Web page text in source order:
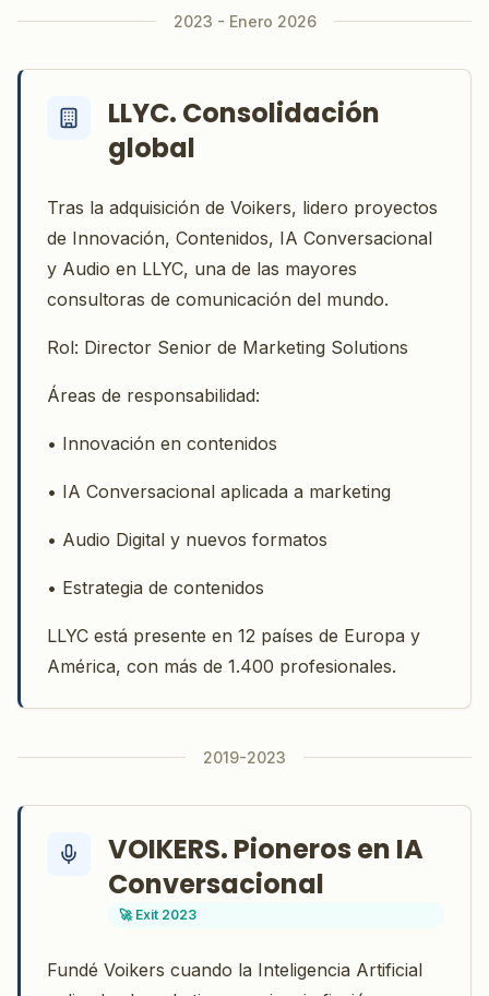
2023 - Enero 2026
LLYC. Consolidación
global
Tras la adquisición de Voikers, lidero proyectos
de Innovación, Contenidos, IA Conversacional
y Audio en LLYC, una de las mayores
consultoras de comunicación del mundo.
Rol: Director Senior de Marketing Solutions
Áreas de responsabilidad:
• Innovación en contenidos
• IA Conversacional aplicada a marketing
• Audio Digital y nuevos formatos
• Estrategia de contenidos
LLYC está presente en 12 países de Europa y
América, con más de 1.400 profesionales.
2019-2023
VOIKERS. Pioneros en IA
Conversacional
🚀 Exit 2023
Fundé Voikers cuando la Inteligencia Artificial